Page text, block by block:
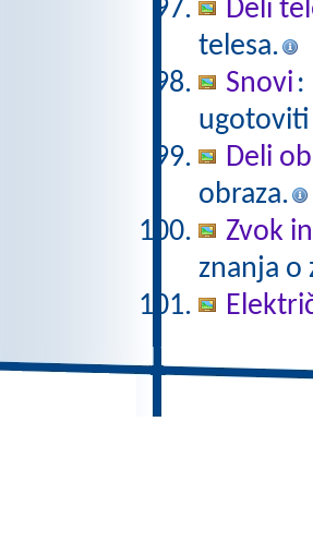
Deli
telesa.
Snovi :
Deli
obraza.
Zvok
znanja o